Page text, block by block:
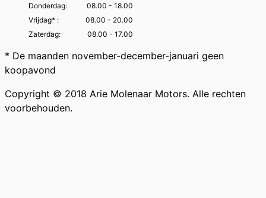
Donderdag:
08.00 - 18.00
Vrijdag* :
08.00 - 20.00
Zaterdag:
08.00 - 17.00
* De maanden november-december-januari geen
koopavond
Copyright © 2018 Arie Molenaar Motors. Alle rechten
voorbehouden.